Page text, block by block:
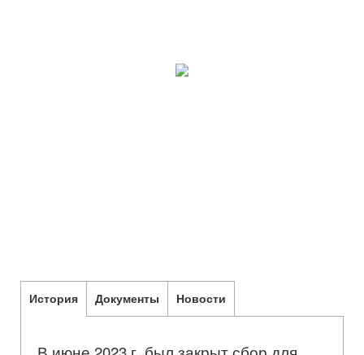
История Документы Новости